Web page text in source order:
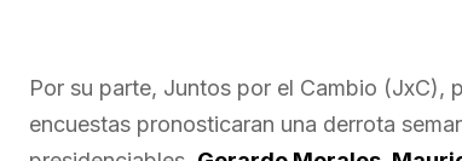
Por su parte, Juntos por el Cambio (JxC),
encuestas pronosticaran una derrota